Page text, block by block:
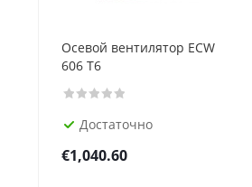
Осевой вентилятор ECW
606 T6
Достаточно
€1,040.60